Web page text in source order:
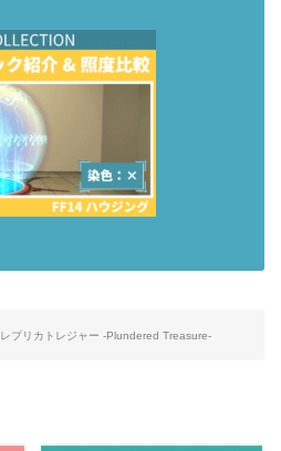
レプリカトレジャー -Plundered Treasure-